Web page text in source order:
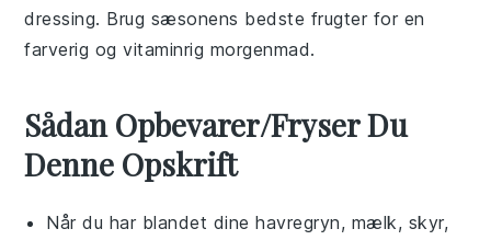
dressing. Brug sæsonens bedste frugter for en
farverig og vitaminrig morgenmad.
Sådan Opbevarer/Fryser Du
Denne Opskrift
Når du har blandet dinehavregryn, mælk, skyr,